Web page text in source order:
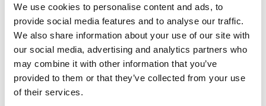
We use cookies to personalise content and ads, to
provide social media features and to analyse our traffic.
We also share information about your use of our site with
our social media, advertising and analytics partners who
may combine it with other information that you’ve
provided to them or that they’ve collected from your use
of their services.